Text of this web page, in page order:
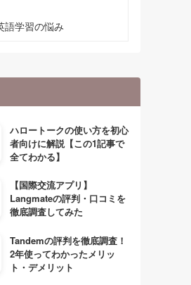
語学習の悩み
ハロートークの使い方を初心
者向けに解説【この1記事で
全てわかる】
【国際交流アプリ】
Langmateの評判・口コミを
徹底調査してみた
Tandemの評判を徹底調査！
2年使ってわかったメリッ
ト・デメリット